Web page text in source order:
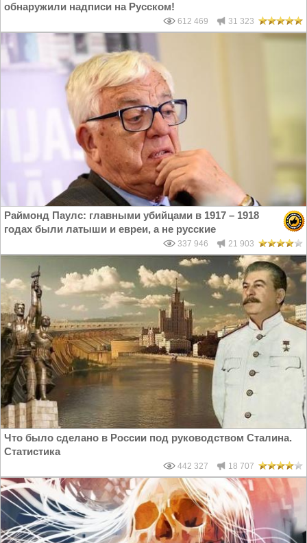
обнаружили надписи на Русском!
612 469 31 323
Раймонд Паулс: главными убийцами в 1917 – 1918
годах были латыши и евреи, а не русские
337 946 21 903
Что было сделано в России под руководством Сталина.
Статистика
442 327 18 707